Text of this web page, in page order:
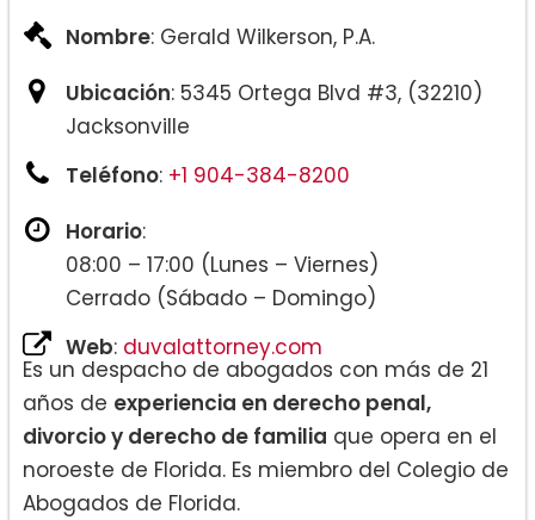
Nombre: Gerald Wilkerson, P.A.
Ubicación: 5345 Ortega Blvd #3, (32210)
Jacksonville
Teléfono: +1 904-384-8200
Horario:
08:00 – 17:00 (Lunes – Viernes)
Cerrado (Sábado – Domingo)
Web: duvalattorney.com
Es un despacho de abogados con más de 21
años de experiencia en derecho penal,
divorcio y derecho de familia que opera en el
noroeste de Florida. Es miembro del Colegio de
Abogados de Florida.